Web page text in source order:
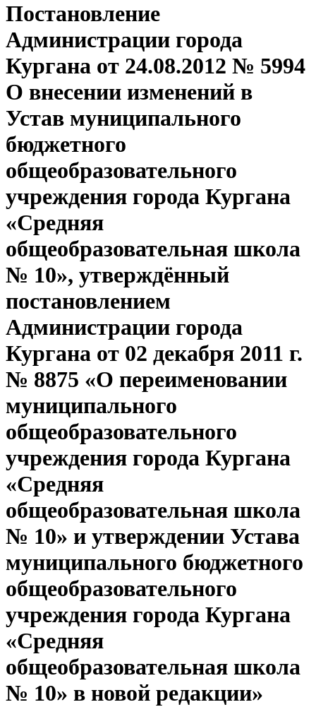
Постановление
Администрации города
Кургана от 24.08.2012 № 5994
О внесении изменений в
Устав муниципального
бюджетного
общеобразовательного
учреждения города Кургана
«Средняя
общеобразовательная школа
№ 10», утверждённый
постановлением
Администрации города
Кургана от 02 декабря 2011 г.
№ 8875 «О переименовании
муниципального
общеобразовательного
учреждения города Кургана
«Средняя
общеобразовательная школа
№ 10» и утверждении Устава
муниципального бюджетного
общеобразовательного
учреждения города Кургана
«Средняя
общеобразовательная школа
№ 10» в новой редакции»